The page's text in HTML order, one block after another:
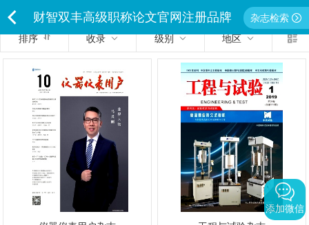
财智双丰高级职称论文官网注册品牌
独家经营严禁侵权违者必究
杂志检索
排序
收录 级别 地区
添加微信